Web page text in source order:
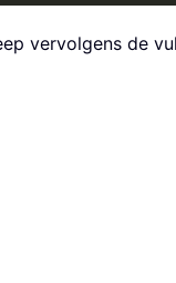
vervolgens de